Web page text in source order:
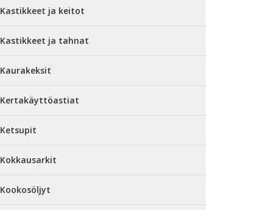
Kastikkeet ja keitot
Kastikkeet ja tahnat
Kaurakeksit
Kertakäyttöastiat
Ketsupit
Kokkausarkit
Kookosöljyt